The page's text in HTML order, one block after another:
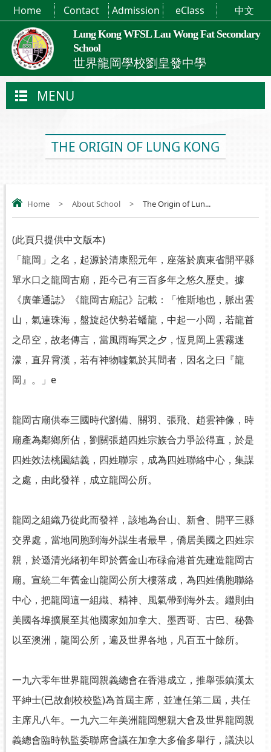
Lung Kong WFSL Lau Wong Fat Secondary
School
世界龍岡學校劉皇發中學
Home Contact Admission eClass 中文
MENU
THE ORIGIN OF LUNG KONG
Home > About School > The Origin of Lun...
(此頁只提供中文版本)
「龍岡」之名，起源於清康熙元年，座落於廣東省開平縣
單水口之龍岡古廟，距今己有三百多年之悠久歷史。據
《廣肇通誌》《龍岡古廟記》記載：「惟斯地也，脈出雲
山，氣連珠海，盤旋起伏勢若蟠龍，中起一小岡，若龍首
之昂空，故老傳言，當風雨晦冥之夕，恆見岡上雲霧迷
濛，直昇霄漢，若有神物噓氣於其間者，因名之曰『龍
岡』。」e
龍岡古廟供奉三國時代劉備、關羽、張飛、趙雲神像，時
廟產為鄰鄉所佔，劉關張趙四姓宗族合力爭訟得直，於是
四姓效法桃園結義，四姓聯宗，成為四姓聯絡中心，集謀
之處，由此發祥，成立龍岡公所。
龍岡之組織乃從此而發祥，該地為台山、新會、開平三縣
交界處，當地同胞到海外謀生者最早，僑居美國之四姓宗
親，於遜清光緒初年即於舊金山布碌侖港首先建造龍岡古
廟。宣統二年舊金山龍岡公所大樓落成，為四姓僑胞聯絡
中心，把龍岡這一組織、精神、風氣帶到海外去。繼則由
美國各埠擴展至其他國家如加拿大、墨西哥、古巴、秘魯
以至澳洲，龍岡公所，遍及世界各地，凡百五十餘所。
一九六零年世界龍岡親義總會在香港成立，推舉張鎮漢太
平紳士(已故創校校監)為首屆主席，並連任第二屆，共任
主席凡八年。一九六二年美洲龍岡懇親大會及世界龍岡親
義總會臨時執監委聯席會議在加拿大多倫多舉行，議決以